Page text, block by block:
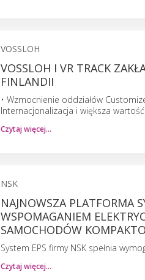
VOSSLOH
VOSSLOH I VR TRACK
FINLANDII
• Wzmocnienie oddziałów
Internacjonalizacja i większa
Czytaj więcej…
NSK
NAJNOWSZA PLATFORMA
WSPOMAGANIEM
SAMOCHODÓW
System EPS firmy NSK spełnia
Czytaj więcej…